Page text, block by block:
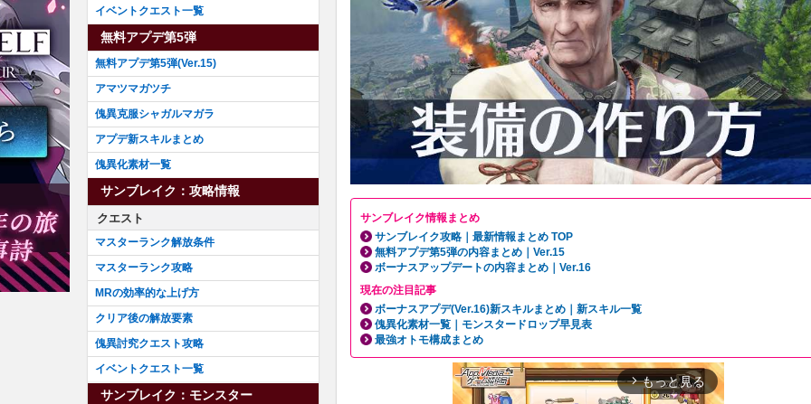
サンブレイク情報まとめ
サンブレイク攻略｜最新情報まとめ TOP
無料アプデ第5弾の内容まとめ｜Ver.15
ボーナスアップデートの内容まとめ｜Ver.16
現在の注目記事
ボーナスアプデ(Ver.16)新スキルまとめ｜新スキル一覧
傀異化素材一覧｜モンスタードロップ早見表
最強オトモ構成まとめ
arrow_forward_ios もっと見る
イベントクエスト一覧
無料アプデ第5弾
無料アプデ第5弾(Ver.15)
アマツマガツチ
傀異克服シャガルマガラ
アプデ新スキルまとめ
傀異化素材一覧
サンブレイク：攻略情報
クエスト
マスターランク解放条件
マスターランク攻略
MRの効率的な上げ方
クリア後の解放要素
傀異討究クエスト攻略
イベントクエスト一覧
サンブレイク：モンスター